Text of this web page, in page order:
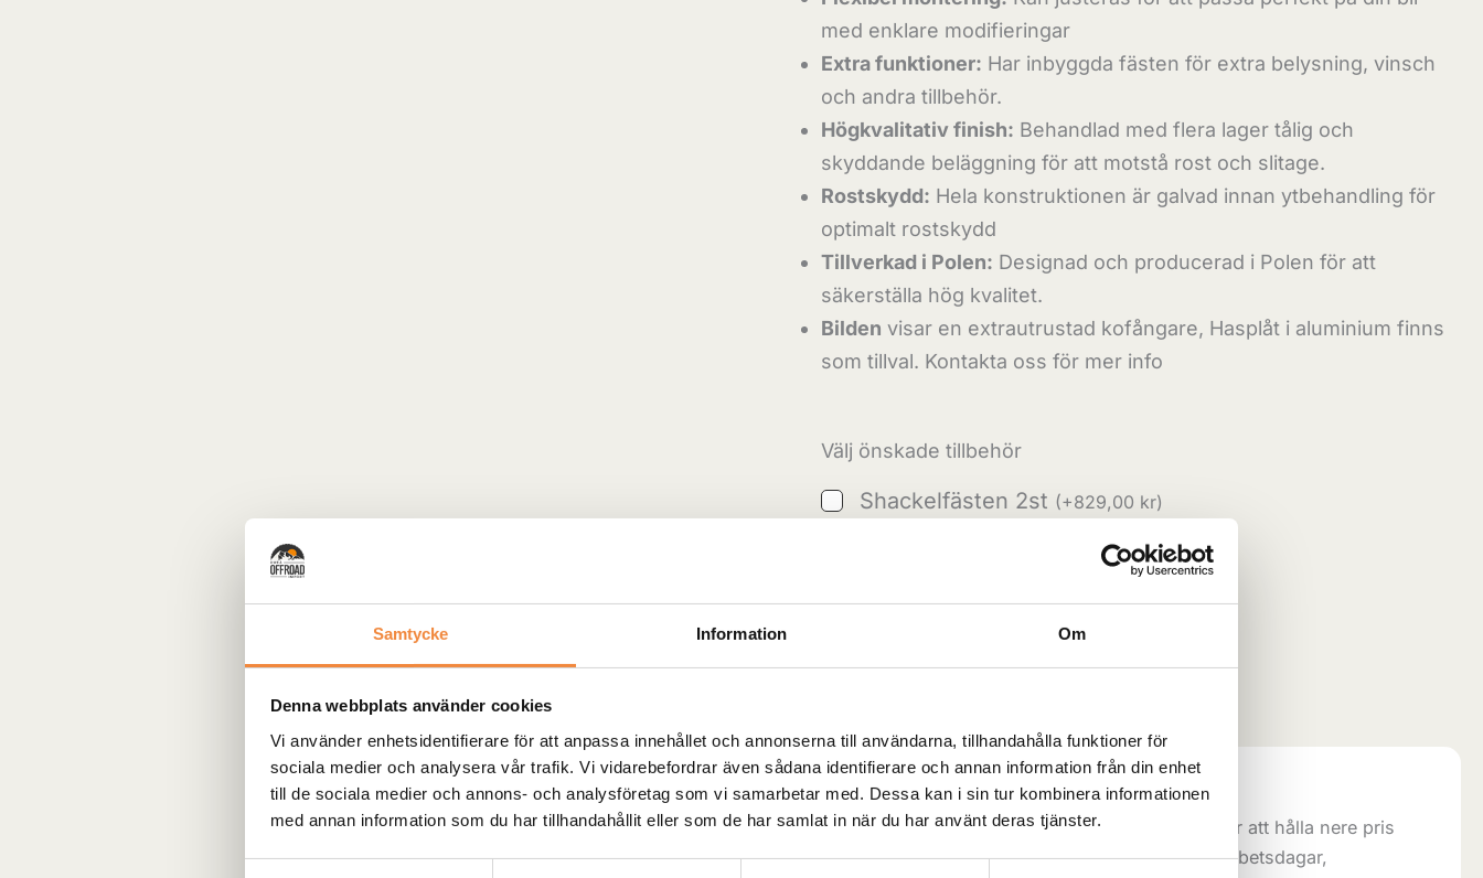
Samtycke Information Om
Denna webbplats använder cookies
Vi använder enhetsidentifierare för att anpassa innehållet och annonserna till användarna, tillhandahålla funktioner för
sociala medier och analysera vår trafik. Vi vidarebefordrar även sådana identifierare och annan information från din enhet
till de sociala medier och annons- och analysföretag som vi samarbetar med. Dessa kan i sin tur kombinera informationen
med annan information som du har tillhandahållit eller som de har samlat in när du har använt deras tjänster.
med enklare modifieringar
Extra funktioner: Har inbyggda fästen för extra belysning, vinsch
och andra tillbehör.
Högkvalitativ finish: Behandlad med flera lager tålig och
skyddande beläggning för att motstå rost och slitage.
Rostskydd: Hela konstruktionen är galvad innan ytbehandling för
optimalt rostskydd
Tillverkad i Polen: Designad och producerad i Polen för att
säkerställa hög kvalitet.
Bilden visar en extrautrustad kofångare, Hasplåt i aluminium finns
som tillval. Kontakta oss för mer info
Välj önskade tillbehör
Shackelfästen 2st (+829,00 kr)
228,00kr)
Lägg till i varukorg
Beställningsvara 14 dagar:
Denna produkt skickas direkt ifrån tillverkare för att hålla nere pris
och fraktkostnad. Beräknad leveranstid ca 14 arbetsdagar,